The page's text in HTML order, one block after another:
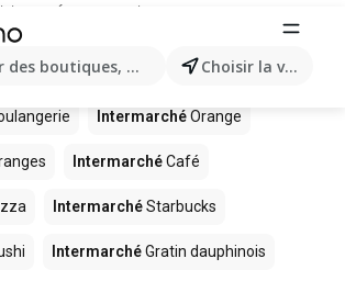
des boutiques, des catégories, des Choisir la ville
trouvé pour ce terme.
dans les magasins
IntermarchéOrange
IntermarchéCafé
IntermarchéStarbucks
IntermarchéGratin dauphinois